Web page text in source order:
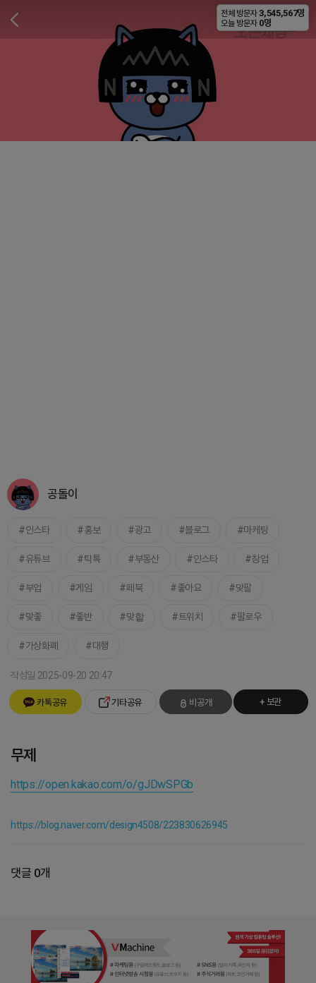
비공개
공돌이
인스타 홍보 광고 블로그 마케팅
유튜브 틱톡 부동산 인스타 창업
부업 게임 페북 좋아요 맞팔
맞좋 좋반 맞핱 트위치 팔로우
가상화폐 대행
작성일 2025-09-20 20:47
카톡공유 기타공유 비공개 + 보관
무제
https://open.kakao.com/o/gJDwSPGb
https://blog.naver.com/design4508/223830626945
댓글 0개
전체 방문자 3,545,567명
오늘 방문자 0명